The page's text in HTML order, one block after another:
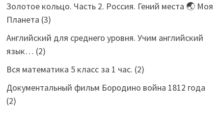
Золотое кольцо. Часть 2. Россия. Гений места 🌏 Моя
Планета (3)
Английский для среднего уровня. Учим английский
язык… (2)
Вся математика 5 класс за 1 час. (2)
Документальный фильм Бородино война 1812 года
(2)